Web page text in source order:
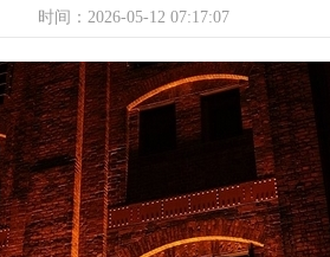
时间：2026-05-12 07:17:07